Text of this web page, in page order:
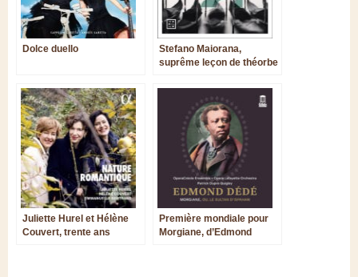
Dolce duello
Stefano Maiorana,
suprême leçon de théorbe
masques de Janus
Juliette Hurel et Hélène
Couvert, trente ans
Première mondiale pour
Morgiane, d’Edmond